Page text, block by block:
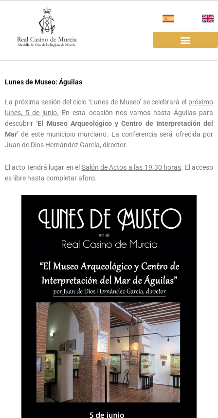
Lunes de Museo: Águilas
La próxima sesión del ciclo ‘Lunes de Museo’ se celebrará el próximo
lunes, 5 de junio. En esta ocasión nos vamos hasta Águilas para
descubrir‘El Museo Arqueológico y Centro de Interpretación del
Mar’ de este municipio murciano. La conferencia será ofrecida por
Juan de Dios Hernández García, director.
El acto tendrá lugar en el Salón de Actos a las 19.30 horas. El acceso
es libre hasta completar aforo.